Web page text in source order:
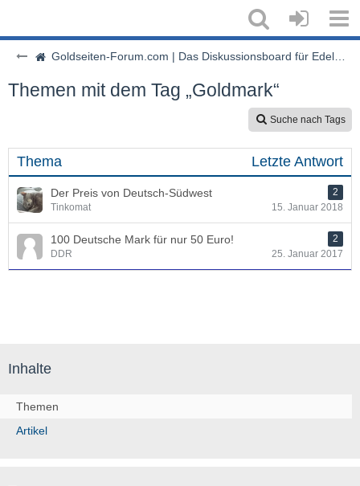
Goldseiten-Forum.com | Das Diskussionsboard für Edelmetalle & Rohstoffe
Themen mit dem Tag „Goldmark“
Suche nach Tags
Thema Letzte Antwort
Der Preis von Deutsch-Südwest
2
Tinkomat
15. Januar 2018
100 Deutsche Mark für nur 50 Euro!
2
DDR
25. Januar 2017
Inhalte
Themen
Artikel